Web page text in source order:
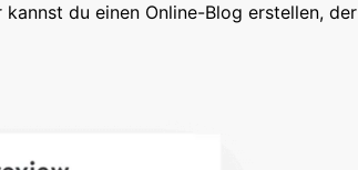
du einen Online-Blog erstellen,